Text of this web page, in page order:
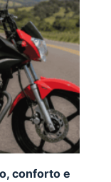
conforto e